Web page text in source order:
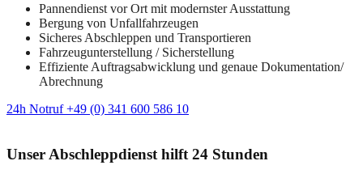
Pannendienst vor Ort mit modernster Ausstattung
Bergung von Unfallfahrzeugen
Sicheres Abschleppen und Transportieren
Fahrzeugunterstellung / Sicherstellung
Effiziente Auftragsabwicklung und genaue Dokumentation/
Abrechnung
24h Notruf +49 (0) 341 600 586 10
Unser Abschleppdienst hilft 24 Stunden